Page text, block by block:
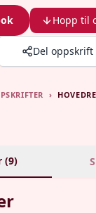
Hopp til
Del oppskrift
›
(9)